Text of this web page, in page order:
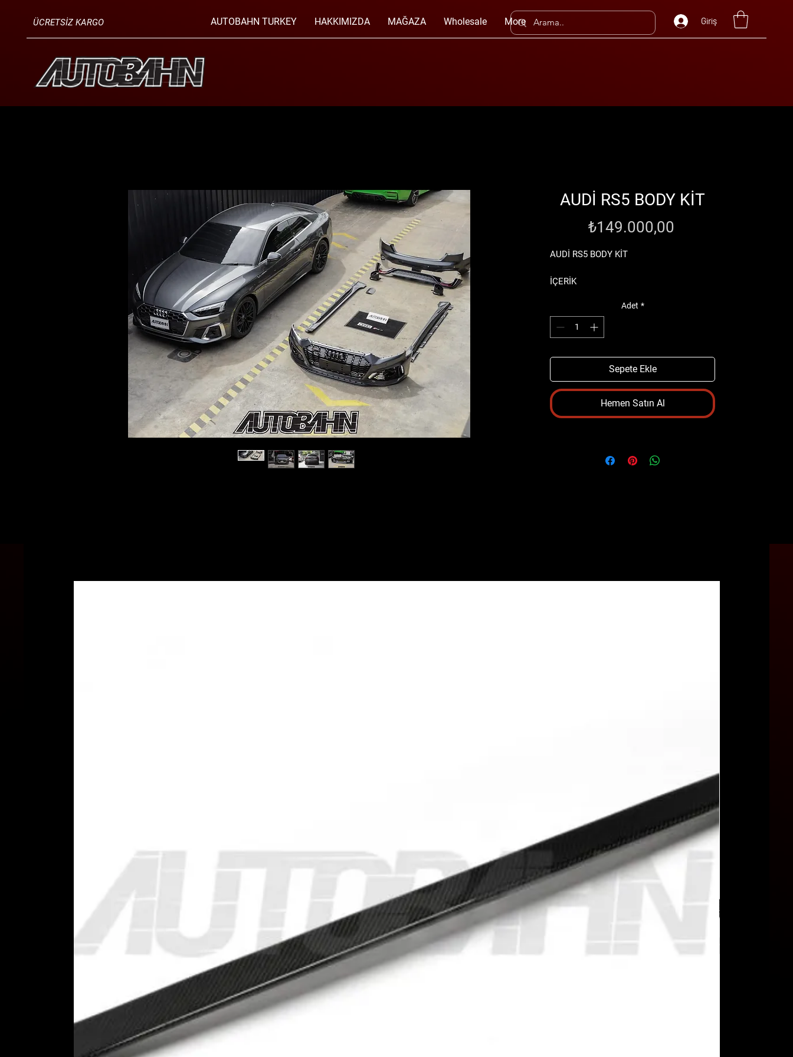
ÜCRETSİZ KARGO Giriş
AUTOBAHN TURKEY HAKKIMIZDA MAĞAZA Wholesale More
AUDİ RS5 BODY KİT
₺149.000,00Fiyat
AUDİ RS5 BODY KİT
İÇERİK
Ön ızgara
Yan etek
Difüzör
Egzoz başlıkları
Adet *
Sepete Ekle
Hemen Satın Al